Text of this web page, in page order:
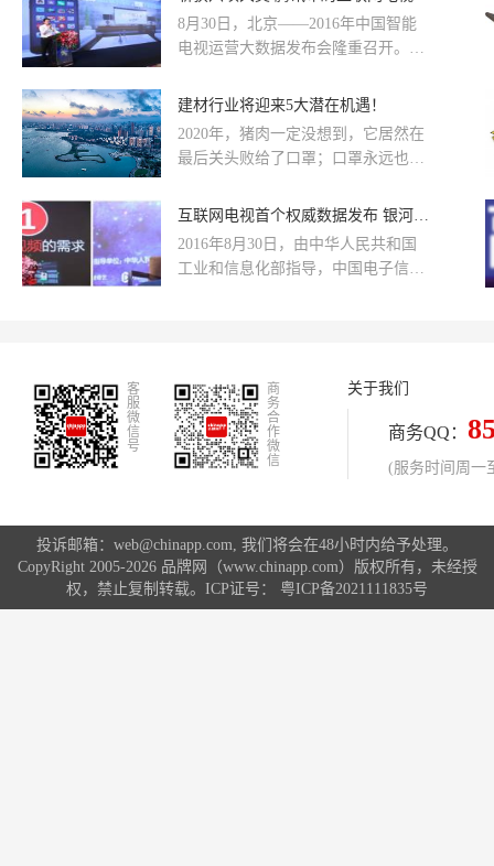
业、重合同守信用 AAA 企业、企业
信用 AAA 企业六项 AAA 权威信用资
地，是国内权威信用机构从资信实
务、合规经营、综合信用六大维度对
企业的全面认可，叠加往期多项行业
牌地位。
8月30日，北京——2016年中国智能
电视运营大数据发布会隆重召开。腾
布会发表主题演讲，并与政府领导、
商、牌照方、应用开发商等行业人
士，探讨大屏强势崛起的背景下如何
建材行业将迎来5大潜在机遇！
2020年，猪肉一定没想到，它居然在
最后关头败给了口罩；口罩永远也没
永远也没有想到，自己败给了睡衣。
疫情地图上那片近乎黑色的荆楚大地
无限的牵挂。至亲的家人，亲密的伙
怕，因为疫情结束之后，建材行业或
将迎来一些新的机会。
互联网电视首个权威数据发布 银河·奇异果斩获六项大奖
2016年8月30日，由中华人民共和国
工业和信息化部指导，中国电子信息
数据。
客
服
微
信
号
商
务
合
作
微
信
关于我们
商务QQ：
(服务时间周一
投诉邮箱：web@chinapp.com, 我们将会在48小时内给予处理。
CopyRight 2005-2026 品牌网（www.chinapp.com）版权所有，未经授
权，禁止复制转载。ICP证号： 粤ICP备2021111835号